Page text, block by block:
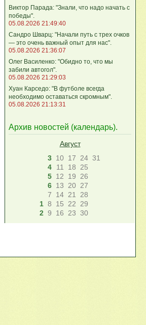
Виктор Парада: "Знали, что надо начать с
победы".
05.08.2026 21:49:40
Сандро Шварц: "Начали путь с трех очков
— это очень важный опыт для нас".
05.08.2026 21:36:07
Олег Василенко: "Обидно то, что мы
забили автогол".
05.08.2026 21:29:03
Хуан Карседо: "В футболе всегда
необходимо оставаться скромным".
05.08.2026 21:13:31
Архив новостей (календарь).
Август
3 10 17 24 31
4
11 18
25
5 12 19
26
6 13 20 27
7
14 21
28
1 8 15 22
29
2 9 16 23 30